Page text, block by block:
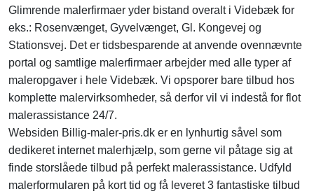
Glimrende malerfirmaer yder bistand overalt i Videbæk for
eks.: Rosenvænget, Gyvelvænget, Gl. Kongevej og
Stationsvej. Det er tidsbesparende at anvende ovennævnte
portal og samtlige malerfirmaer arbejder med alle typer af
maleropgaver i hele Videbæk. Vi opsporer bare tilbud hos
komplette malervirksomheder, så derfor vil vi indestå for flot
malerassistance 24/7.
Websiden Billig-maler-pris.dk er en lynhurtig såvel som
dedikeret internet malerhjælp, som gerne vil påtage sig at
finde storslåede tilbud på perfekt malerassistance. Udfyld
malerformularen på kort tid og få leveret 3 fantastiske tilbud